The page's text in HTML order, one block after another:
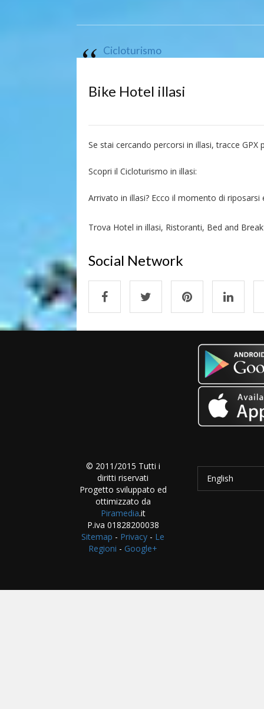
Cicloturismo
Bike Hotel illasi
Se stai cercando percorsi in illasi, tracce GPX
Scopri il Cicloturismo in illasi:
Arrivato in illasi? Ecco il momento di
Trova Hotel in illasi, Ristoranti, Bed and
Social Network
© 2011/2015 Tutti i
diritti riservati
Progetto sviluppato ed
ottimizzato da
Piramedia.it
P.iva 01828200038
Sitemap - Privacy - Le
Regioni - Google+
English